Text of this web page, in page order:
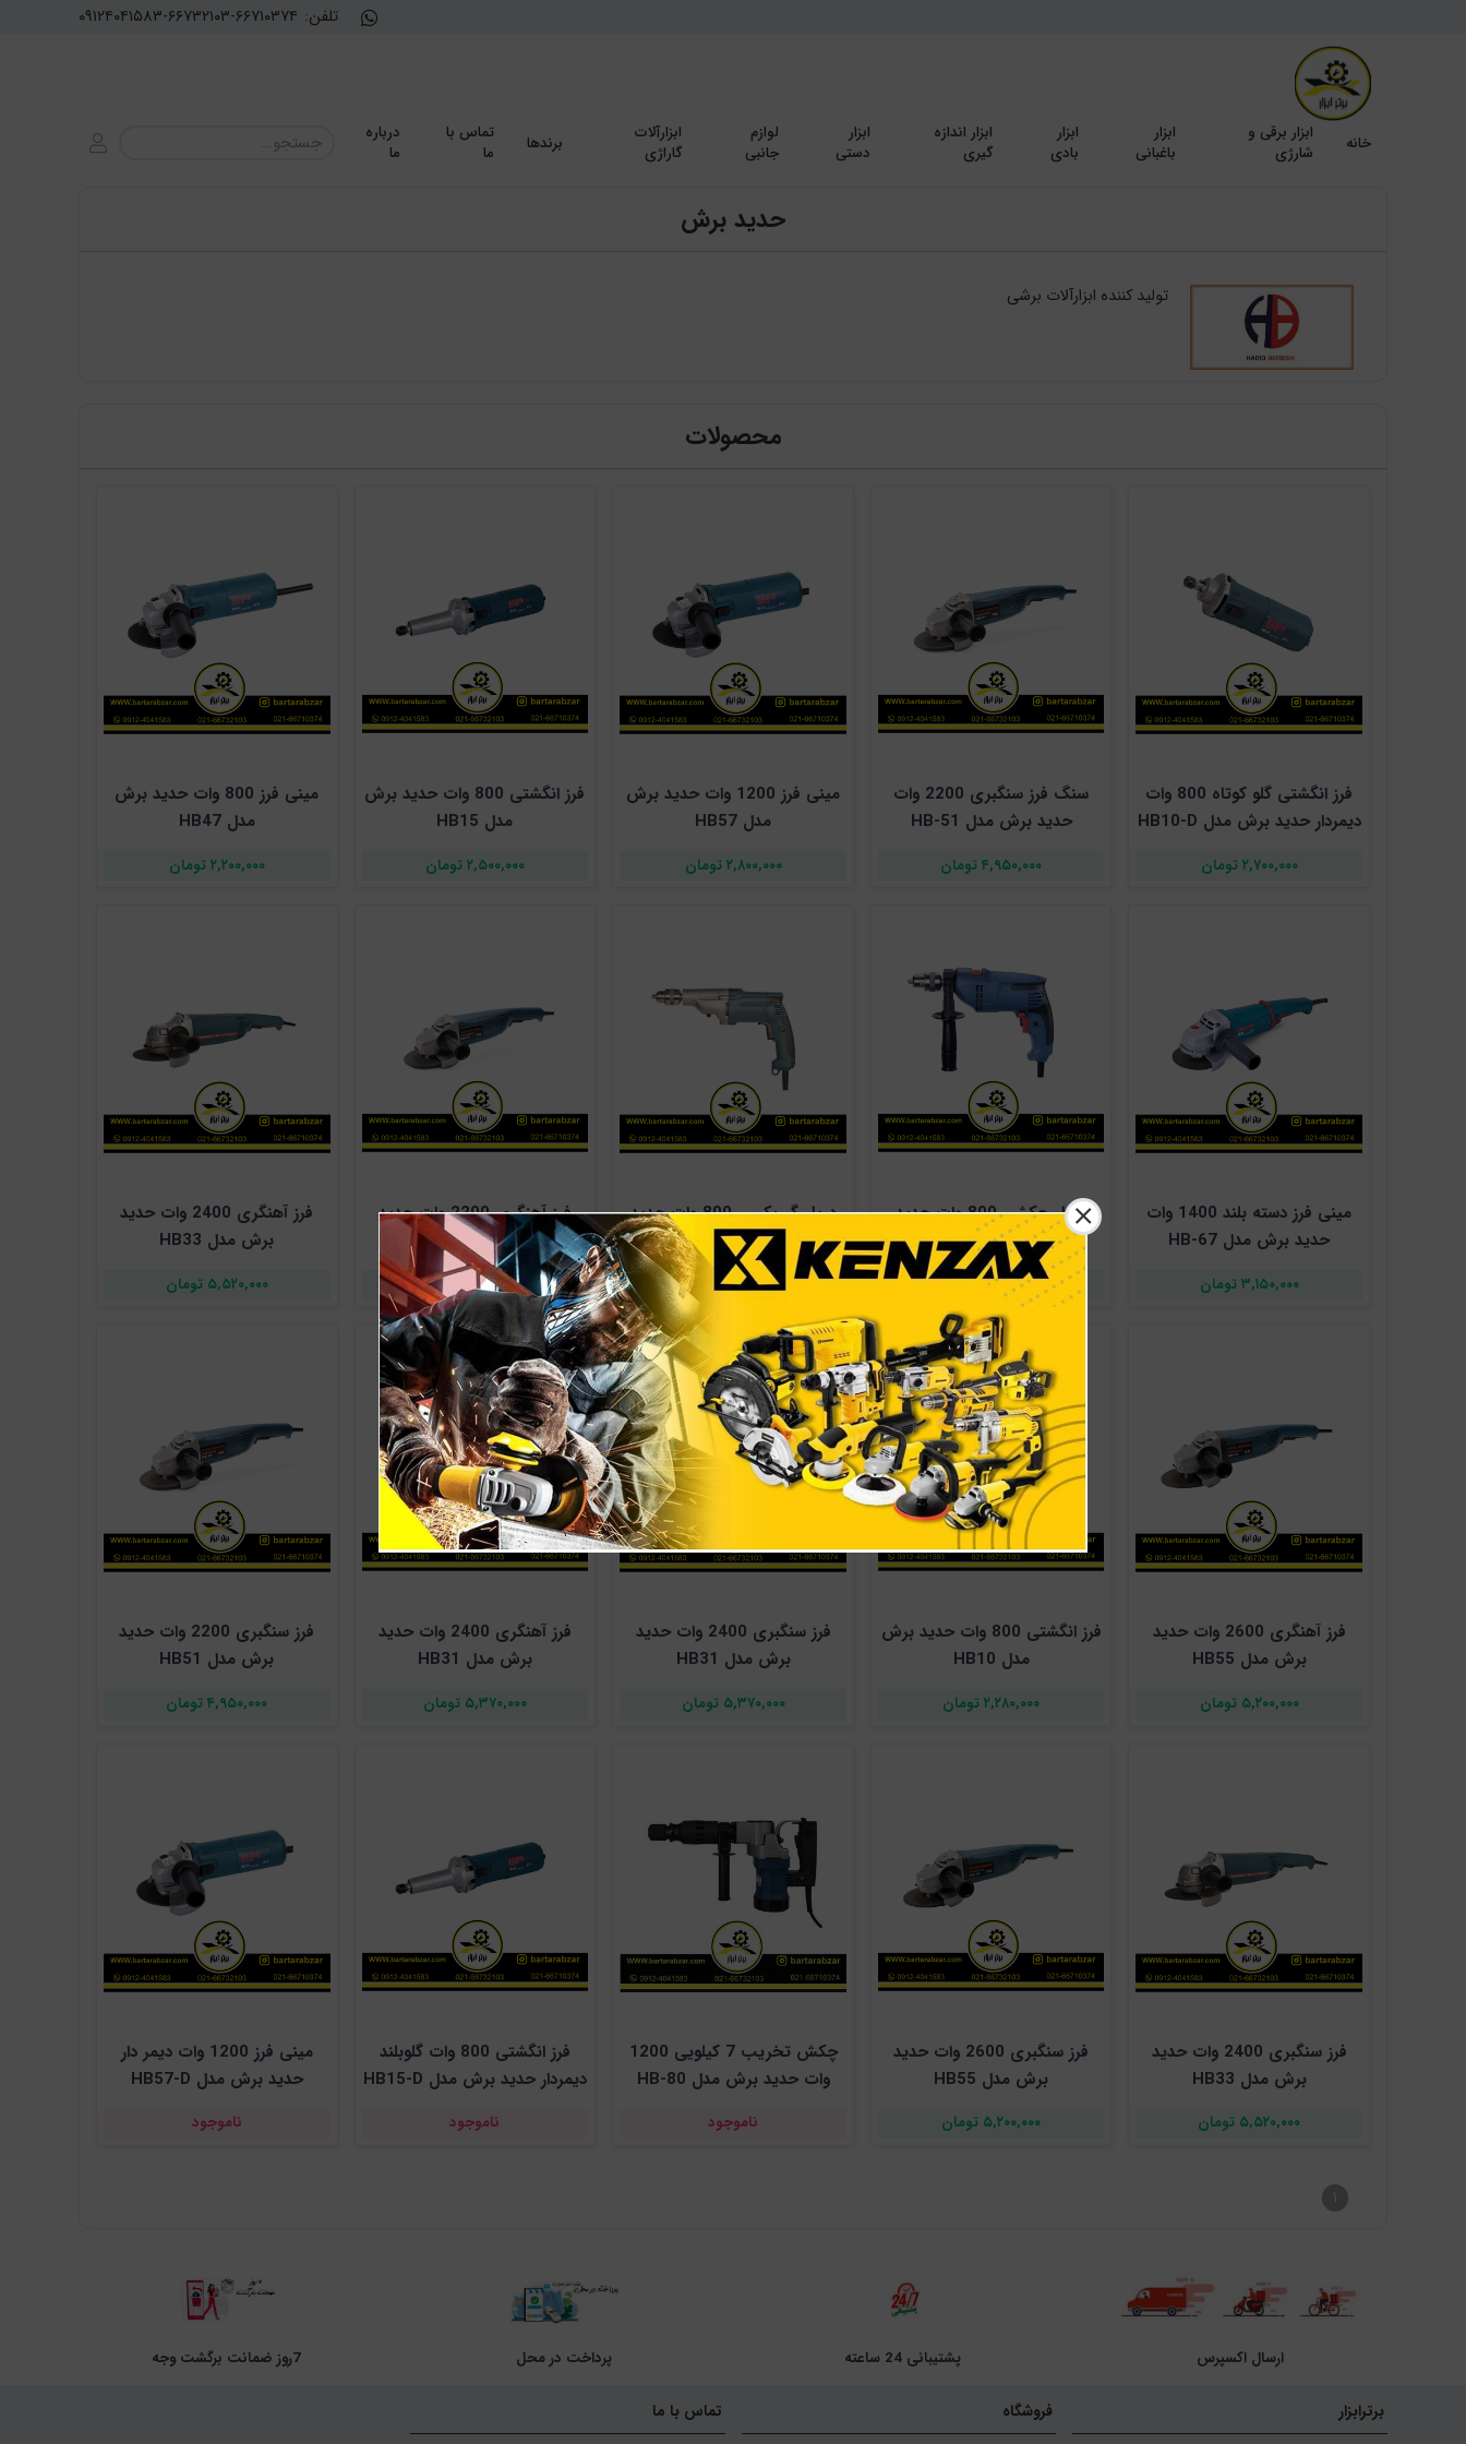
تلفن: ۰۹۱۲۴۰۴۱۵۸۳-۶۶۷۳۲۱۰۳-۶۶۷۱۰۳۷۴
خانه
ابزار برقی و
شارژی
ابزار
باغبانی
ابزار
بادی
ابزار اندازه
گیری
ابزار
دستی
لوازم
جانبی
ابزارآلات
گاراژی
برندها
تماس با
ما
درباره
ما
حدید برش
تولید کننده ابزارآلات برشی
محصولات
فرز انگشتی گلو کوتاه 800 وات
دیمردار حدید برش مدل HB10-D
۲,۷۰۰,۰۰۰ تومان
سنگ فرز سنگبری 2200 وات
حدید برش مدل HB-51
۴,۹۵۰,۰۰۰ تومان
مینی فرز 1200 وات حدید برش
مدل HB57
۲,۸۰۰,۰۰۰ تومان
فرز انگشتی 800 وات حدید برش
مدل HB15
۲,۵۰۰,۰۰۰ تومان
مینی فرز 800 وات حدید برش
مدل HB47
۲,۲۰۰,۰۰۰ تومان
مینی فرز دسته بلند 1400 وات
حدید برش مدل HB-67
۳,۱۵۰,۰۰۰ تومان
دریل چکشی 800 وات حدید
برش مدل HB-70
۲,۳۵۰,۰۰۰ تومان
دریل گیربکسی 800 وات حدید
برش مدل HB50
۳,۴۰۰,۰۰۰ تومان
فرز آهنگری 2200 وات حدید
برش مدل HB51
۴,۹۵۰,۰۰۰ تومان
فرز آهنگری 2400 وات حدید
برش مدل HB33
۵,۵۲۰,۰۰۰ تومان
فرز آهنگری 2600 وات حدید
برش مدل HB55
۵,۲۰۰,۰۰۰ تومان
فرز انگشتی 800 وات حدید برش
مدل HB10
۲,۲۸۰,۰۰۰ تومان
فرز سنگبری 2400 وات حدید
برش مدل HB31
۵,۳۷۰,۰۰۰ تومان
فرز آهنگری 2400 وات حدید
برش مدل HB31
۵,۳۷۰,۰۰۰ تومان
فرز سنگبری 2200 وات حدید
برش مدل HB51
۴,۹۵۰,۰۰۰ تومان
فرز سنگبری 2400 وات حدید
برش مدل HB33
۵,۵۲۰,۰۰۰ تومان
فرز سنگبری 2600 وات حدید
برش مدل HB55
۵,۲۰۰,۰۰۰ تومان
چکش تخریب 7 کیلویی 1200
وات حدید برش مدل HB-80
ناموجود
فرز انگشتی 800 وات گلوبلند
دیمردار حدید برش مدل HB15-D
ناموجود
مینی فرز 1200 وات دیمر دار
حدید برش مدل HB57-D
ناموجود
۱
ارسال اکسپرس پشتیبانی 24 ساعته پرداخت در محل 7روز ضمانت برگشت وجه
برترابزار فروشگاه تماس با ما